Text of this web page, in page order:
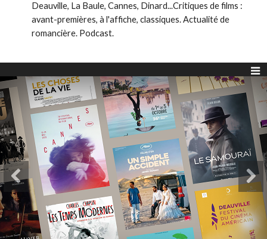
Deauville, La Baule, Cannes, Dinard...Critiques de films :
avant-premières, à l'affiche, classiques. Actualité de
romancière. Podcast.